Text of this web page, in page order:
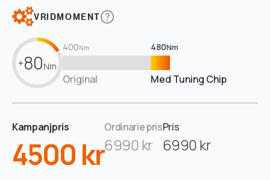
VRIDMOMENT
+80Nm
400Nm 480Nm
Original Med Tuning Chip
Kampanjpris
4500 kr
Ordinarie pris
6990 kr
Pris
6990 kr